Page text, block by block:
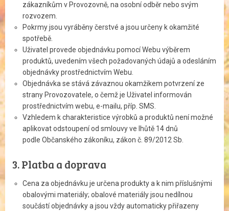
zákazníkům v Provozovně, na osobní odběr nebo svým
rozvozem.
Pokrmy jsou vyráběny čerstvé a jsou určeny k okamžité
spotřebě.
Uživatel provede objednávku pomocí Webu výběrem
produktů, uvedením všech požadovaných údajů a odesláním
objednávky prostřednictvím We­bu.
Objednávka se stává závaznou okamžikem potvrzení ze
strany Provozovatele, o čemž je Uživatel informován
prostřednictvím webu, e-mailu, příp. SMS.
Vzhledem k charakteristice výrobků a produktů není možné
aplikovat odstoupení od smlouvy ve lhůtě 14 dnů
podle Občanského zákoníku, zákon č. 89/2012 Sb.
3. Platba a doprava
Cena za objednávku je určena produkty a k nim příslušnými
obalovými materiály; obalové materiály jsou nedílnou
součástí objednávky a jsou vždy automaticky přiřazeny